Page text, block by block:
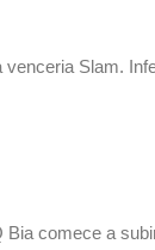
Slam.
comece a